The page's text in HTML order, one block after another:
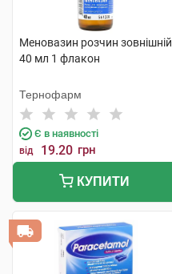
Меновазин розчин зовнішній
40 мл 1 флакон
Тернофарм
Є в наявності
від 19.20 грн
КУПИТИ